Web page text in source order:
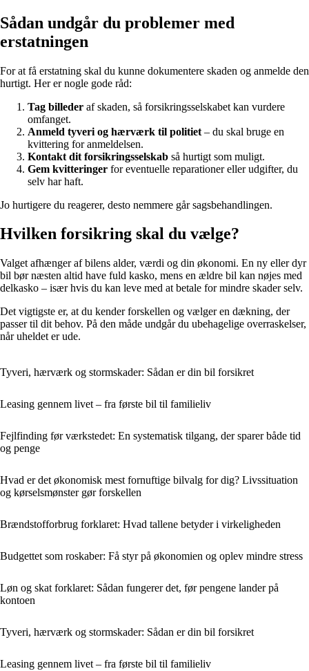
Sådan undgår du problemer med
erstatningen
For at få erstatning skal du kunne dokumentere skaden og anmelde den
hurtigt. Her er nogle gode råd:
Tag billeder af skaden, så forsikringsselskabet kan vurdere
omfanget.
Anmeld tyveri og hærværk til politiet – du skal bruge en
kvittering for anmeldelsen.
Kontakt dit forsikringsselskab så hurtigt som muligt.
Gem kvitteringer for eventuelle reparationer eller udgifter, du
selv har haft.
Jo hurtigere du reagerer, desto nemmere går sagsbehandlingen.
Hvilken forsikring skal du vælge?
Valget afhænger af bilens alder, værdi og din økonomi. En ny eller dyr
bil bør næsten altid have fuld kasko, mens en ældre bil kan nøjes med
delkasko – især hvis du kan leve med at betale for mindre skader selv.
Det vigtigste er, at du kender forskellen og vælger en dækning, der
passer til dit behov. På den måde undgår du ubehagelige overraskelser,
når uheldet er ude.
Tyveri, hærværk og stormskader: Sådan er din bil forsikret
Leasing gennem livet – fra første bil til familieliv
Fejlfinding før værkstedet: En systematisk tilgang, der sparer både tid
og penge
Hvad er det økonomisk mest fornuftige bilvalg for dig? Livssituation
og kørselsmønster gør forskellen
Brændstofforbrug forklaret: Hvad tallene betyder i virkeligheden
Budgettet som roskaber: Få styr på økonomien og oplev mindre stress
Løn og skat forklaret: Sådan fungerer det, før pengene lander på
kontoen
Tyveri, hærværk og stormskader: Sådan er din bil forsikret
Leasing gennem livet – fra første bil til familieliv